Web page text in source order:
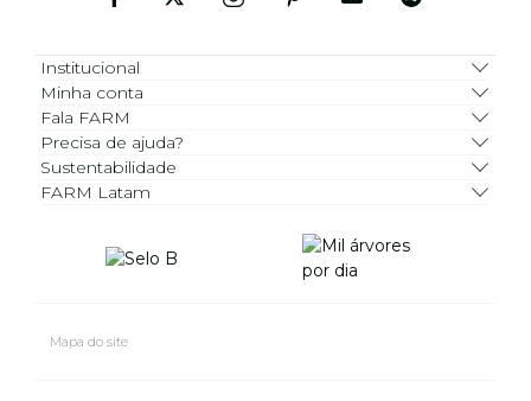
Institucional
Minha conta
Fala FARM
Precisa de ajuda?
Sustentabilidade
FARM Latam
Mapa do site